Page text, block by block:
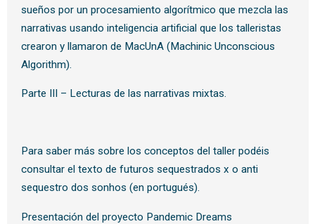
sueños por un procesamiento algorítmico que mezcla las
narrativas usando inteligencia artificial que los talleristas
crearon y llamaron de MacUnA (Machinic Unconscious
Algorithm).
Parte III – Lecturas de las narrativas mixtas.
Para saber más sobre los conceptos del taller podéis
consultar el texto de futuros sequestrados x o anti
sequestro dos sonhos (en portugués).
Presentación del proyecto Pandemic Dreams